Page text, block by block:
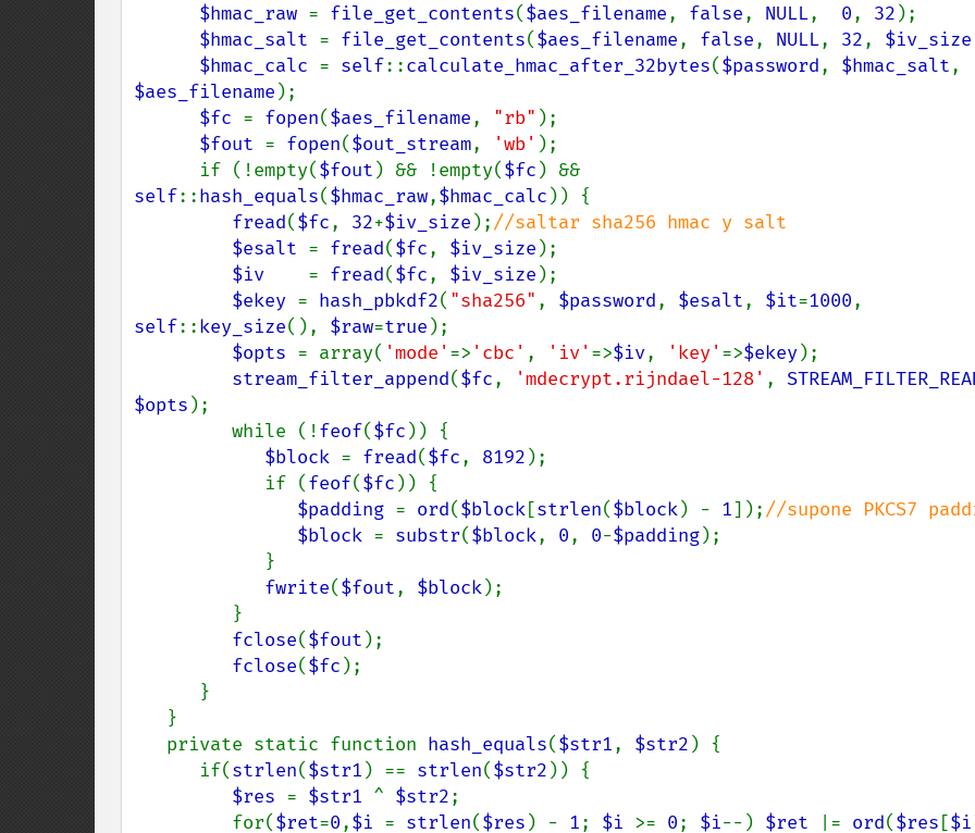
$hmac_raw = file_get_contents($aes_filename, false, NULL, 0, 32 );
$hmac_salt = file_get_contents($aes_filename, false, NULL, 32, $iv_size
$hmac_calc = self::calculate_hmac_after_32bytes($password, $hmac_salt
$aes_filename );
$fc = fopen($aes_filename, "rb" );
$fout = fopen($out_stream, 'wb' );
      if (!empty(
$fout ) && !empty($fc
self::hash_equals($hmac_raw,$hmac_calc )) {
fread($fc, 32+$iv_size );//saltar sha256 hmac y salt
$esalt = fread($fc, $iv_size );
$iv = fread($fc, $iv_size );
$ekey = hash_pbkdf2( "sha256" , $password, $esalt, $it=1000
self:: key_size(), $raw=true );
$opts = array( 'mode' => 'cbc' , 'iv' =>$iv, 'key' =>$ekey);
stream_filter_append($fc, 'mdecrypt.rijndael-128' ,
$opts );
         while (!
feof($fc )) {
$block = fread($fc, 8192 );
            if (
feof($fc )) {
$padding = ord($block[strlen($block) - 1]);//supone PKCS7
$block = substr($block, 0, 0-$padding);
fwrite($fout, $block);
fclose($fout );
fclose($fc );
   private static function
hash_equals($str1, $str2 ) {
      if(
strlen($str1 ) == strlen($str2 )) {
$res = $str1 ^ $str2;
         for(
$ret=0,$i = strlen($res ) - 1; $i >= 0; $i--) $ret |= ord($res [$i